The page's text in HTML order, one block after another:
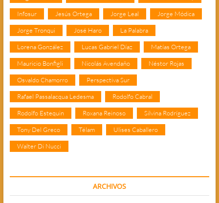
Infosur Jesús Ortega Jorge Leal Jorge Módica
Jorge Tronqui José Haro La Palabra
Lorena González Lucas Gabriel Díaz Matías Ortega
Mauricio Bonfigli Nicolás Avendaño Néstor Rojas
Osvaldo Chamorro Perspectiva Sur
Rafael Passalacqua Ledesma Rodolfo Cabral
Rodolfo Estequin Roxana Reinoso Silvina Rodríguez
Tony Del Greco Télam Ulises Caballero
Walter Di Nucci
ARCHIVOS